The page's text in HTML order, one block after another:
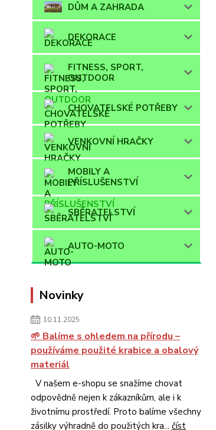
DŮM A ZAHRADA
DEKORACE
FITNESS, SPORT,
OUTDOOR
CHOVATELSKÉ POTŘEBY
VENKOVNÍ HRAČKY
MOBILY A
PŘÍSLUŠENSTVÍ
SBĚRATELSTVÍ
AUTO-MOTO
Novinky
10.11.2025
🌱 Balíme s ohledem na přírodu –
používáme použité krabice a obalový
materiál
V našem e-shopu se snažíme chovat
odpovědně nejen k zákazníkům, ale i k
životnímu prostředí. Proto balíme všechny
zásilky výhradně do použitých kra... číst